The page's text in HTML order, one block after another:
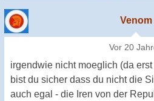
Venom
Vor 20
irgendwie nicht moeglich (da
bist du sicher dass du nicht die
auch egal - die Iren von der